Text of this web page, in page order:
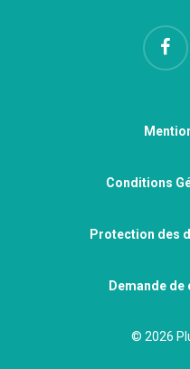
Conditions
Protection des
Demande de
© 2026